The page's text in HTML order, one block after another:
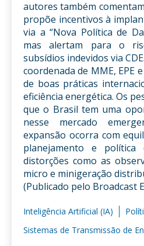
autores também
propõe incentivos à
via a “Nova Política de
mas alertam para o
subsídios indevidos via
coordenada de MME, EPE
de boas práticas
eficiência energética. Os
que o Brasil tem uma
nesse mercado
expansão ocorra com
planejamento e política
distorções como as
micro e minigeração
(Publicado pelo Broadcast
Inteligência Artificial (IA)
Sistemas de Transmissão de